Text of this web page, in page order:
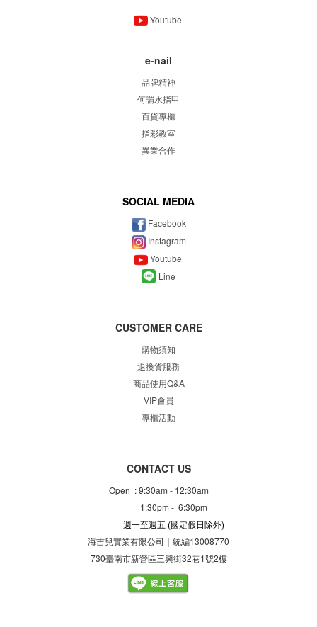
Youtube
e-nail
品牌精神
何謂水指甲
百貨專櫃
指彩教室
異業合作
SOCIAL MEDIA
Facebook
Instagram
Youtube
Line
CUSTOMER CARE
購物須知
退換貨服務
商品使用Q&A
VIP會員
專櫃活動
CONTACT US
Open : 9:30am - 12:30am
1:30pm - 6:30pm
週一至週五 (國定假日除外)
海吉兒實業有限公司｜統編13008770
730臺南市新營區三興街32巷1號2樓